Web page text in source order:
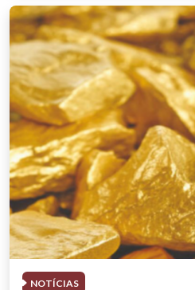
NOTÍCIAS